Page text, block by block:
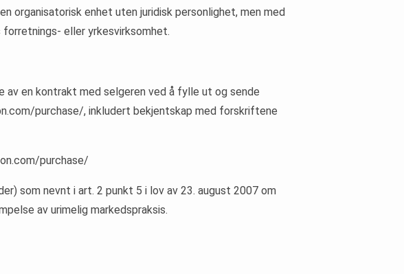
organisatorisk enhet uten juridisk personlighet, men med
eller yrkesvirksomhet.
en kontrakt med selgeren ved å fylle ut og sende
purchase/, inkludert bekjentskap med forskriftene
purchase/
som nevnt i art. 2 punkt 5 i lov av 23. august 2007 om
av urimelig markedspraksis.